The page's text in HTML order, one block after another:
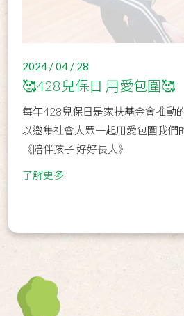
2024 / 04 / 28
🥰428兒保日 用愛包圍🥰
每年428兒保日是家扶基金會推動
以邀集社會大眾一起用愛包圍我們
《陪伴孩子 好好長大》
了解更多